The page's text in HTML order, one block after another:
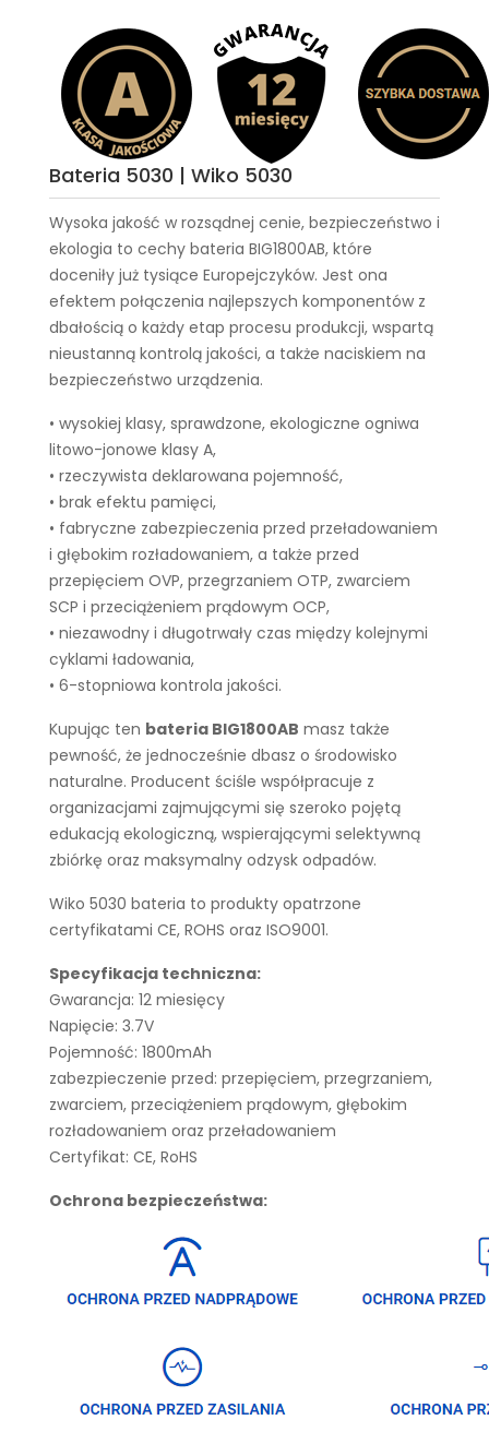
Bateria 5030 | Wiko 5030
Wysoka jakość w rozsądnej cenie, bezpieczeństwo i
ekologia to cechy bateria BIG1800AB, które
doceniły już tysiące Europejczyków. Jest ona
efektem połączenia najlepszych komponentów z
dbałością o każdy etap procesu produkcji, wspartą
nieustanną kontrolą jakości, a także naciskiem na
bezpieczeństwo urządzenia.
• wysokiej klasy, sprawdzone, ekologiczne ogniwa
litowo-jonowe klasy A,
• rzeczywista deklarowana pojemność,
• brak efektu pamięci,
• fabryczne zabezpieczenia przed przeładowaniem
i głębokim rozładowaniem, a także przed
przepięciem OVP, przegrzaniem OTP, zwarciem
SCP i przeciążeniem prądowym OCP,
• niezawodny i długotrwały czas między kolejnymi
cyklami ładowania,
• 6-stopniowa kontrola jakości.
Kupując ten bateria BIG1800AB masz także
pewność, że jednocześnie dbasz o środowisko
naturalne. Producent ściśle współpracuje z
organizacjami zajmującymi się szeroko pojętą
edukacją ekologiczną, wspierającymi selektywną
zbiórkę oraz maksymalny odzysk odpadów.
Wiko 5030 bateria to produkty opatrzone
certyfikatami CE, ROHS oraz ISO9001.
Specyfikacja techniczna:
Gwarancja: 12 miesięcy
Napięcie: 3.7V
Pojemność: 1800mAh
zabezpieczenie przed: przepięciem, przegrzaniem,
zwarciem, przeciążeniem prądowym, głębokim
rozładowaniem oraz przeładowaniem
Certyfikat: CE, RoHS
Ochrona bezpieczeństwa: